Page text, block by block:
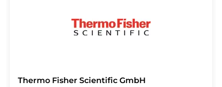
Thermo Fisher Scientific GmbH